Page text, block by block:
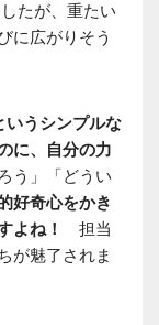
たが、重たい
に広がりそう
いうシンプルな
に、自分の力
う」「どうい
好奇心をかき
よね！ 担当
が魅了されま